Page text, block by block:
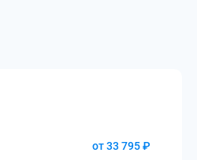
от 33 795 ₽